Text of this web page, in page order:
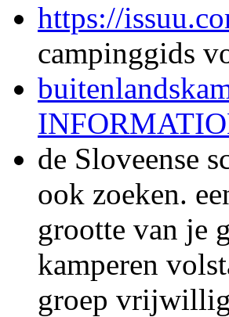
https://
campinggids
de Sloveense
ook zoeken.
grootte van je
kamperen
groep